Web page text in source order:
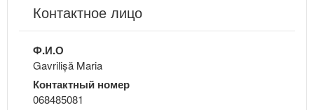
Контактное лицо
Ф.И.О
Gavrilișă Maria
Контактный номер
068485081